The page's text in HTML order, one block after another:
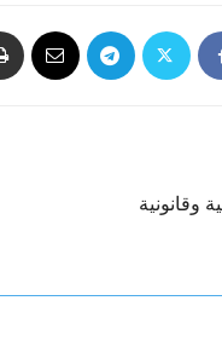
وقانونية